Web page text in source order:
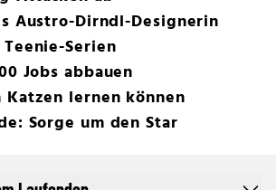
Austro-Dirndl-Designerin
Serien
Jobs abbauen
lernen können
Sorge um den Star